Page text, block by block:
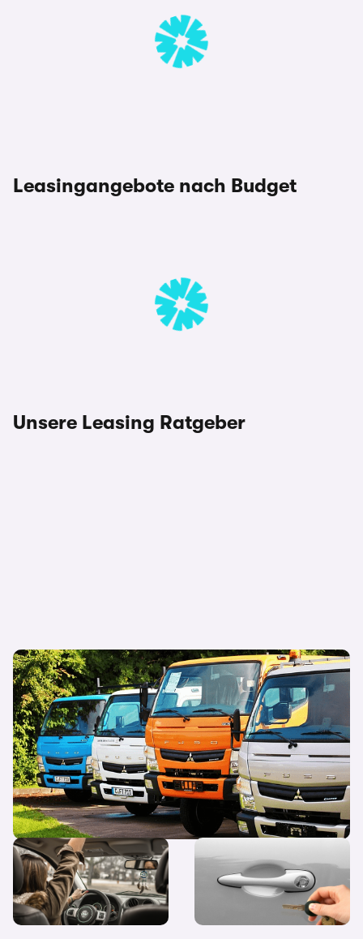
Leasingangebote nach Budget
Unsere Leasing Ratgeber
Geschickt gespart: Warum ist
Gewerbeleasing günstiger als
Privatleasing?
Guter Start auf vier Rädern:
Leasing für
Fahranfänger:innen
Leasingrate berechnen: So
setzt sich die monatliche
Rate zusammen